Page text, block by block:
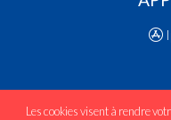
Les cookies visent à rendre